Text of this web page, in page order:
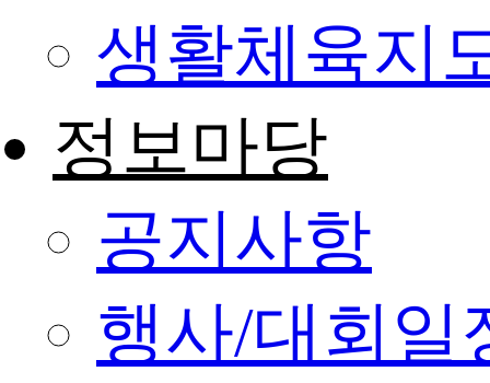
생활체육지
정보마당
공지사항
행사/대회일